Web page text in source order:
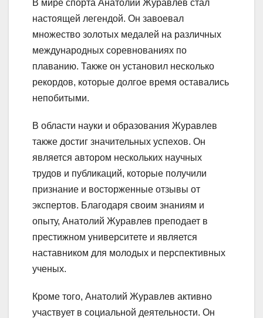
В мире спорта Анатолий Журавлев стал
настоящей легендой. Он завоевал
множество золотых медалей на различных
международных соревнованиях по
плаванию. Также он установил несколько
рекордов, которые долгое время оставались
непобитыми.
В области науки и образования Журавлев
также достиг значительных успехов. Он
является автором нескольких научных
трудов и публикаций, которые получили
признание и восторженные отзывы от
экспертов. Благодаря своим знаниям и
опыту, Анатолий Журавлев преподает в
престижном университете и является
наставником для молодых и перспективных
ученых.
Кроме того, Анатолий Журавлев активно
участвует в социальной деятельности. Он